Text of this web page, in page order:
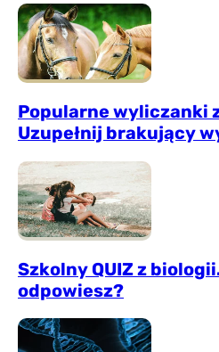
Popularne wyliczanki
Uzupełnij brakujący
Szkolny QUIZ z
odpowiesz?